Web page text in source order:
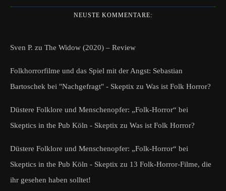
NEUSTE KOMMENTARE:
Sven P. zu The Widow (2020) – Review
Folkhorrorfilme und das Spiel mit der Angst: Sebastian
Bartoschek bei "Nachgefragt" - Skeptix zu Was ist Folk Horror?
Düstere Folklore und Menschenopfer: „Folk-Horror“ bei
Skeptics in the Pub Köln - Skeptix zu Was ist Folk Horror?
Düstere Folklore und Menschenopfer: „Folk-Horror“ bei
Skeptics in the Pub Köln - Skeptix zu 13 Folk-Horror-Filme, die
ihr gesehen haben solltet!